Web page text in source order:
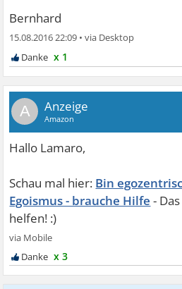
Bernhard
15.08.2016 22:09 •
x 1
A
Bin
Egoismus - brauche Hilfe
x 3